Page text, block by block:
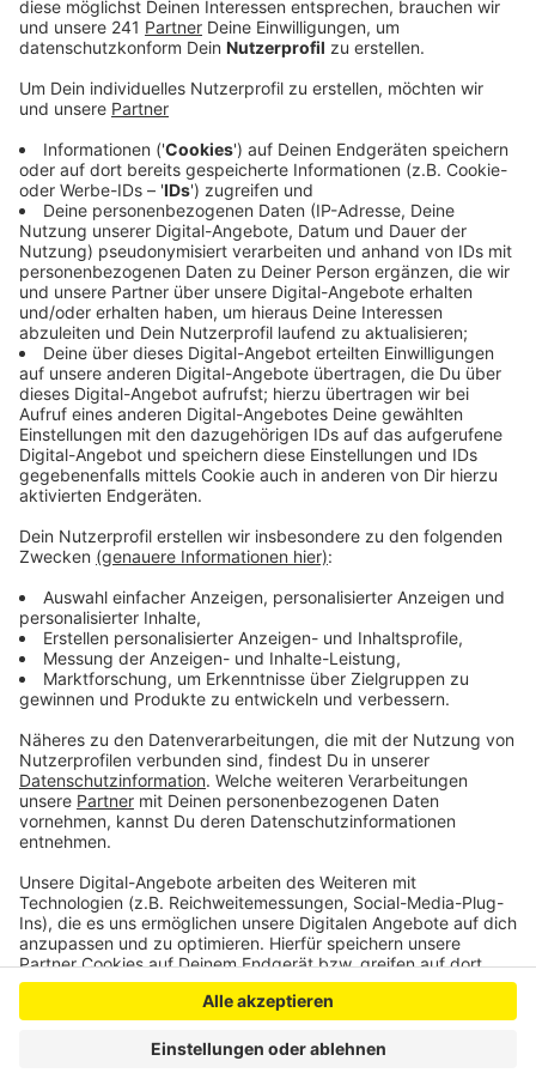
Anzeige
Veröffentlicht:Mittwoch, 03.08.2022 16:20
Anzeige
Die Organisation war dieses Jahr eine große
Herausforderung, sagt Veranstalter Werner Nolden.
Hauptproblem: Personalmangel. Nolden ist trotzdem
zufrieden, denn nachdem letztes Jahr nur 17
Bierstände geöffnet hatten, sind es dieses Jahr
wieder ganze 40.
Weggespart wurde jetzt allerdings das große
Festzelt. In der Sommerhitze müssen sich Besucher
nun ein Schattenplätzen unter Bäumen oder Schirmen
suchen.
Eine weitere Veränderung betrifft die Kastanienallee
auf dem Gelände. Aufgrund von strengeren
Naturschutzvorgaben wird die nur noch zum Teil für
Wupperdreieck gebaut werden, so dass dort einige
Stände Platz finden.
Anzeige
Anzeige